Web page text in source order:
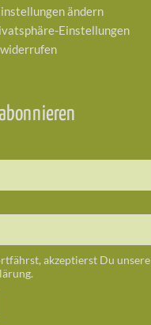
ändern
Einstellungen
akzeptierst Du unsere